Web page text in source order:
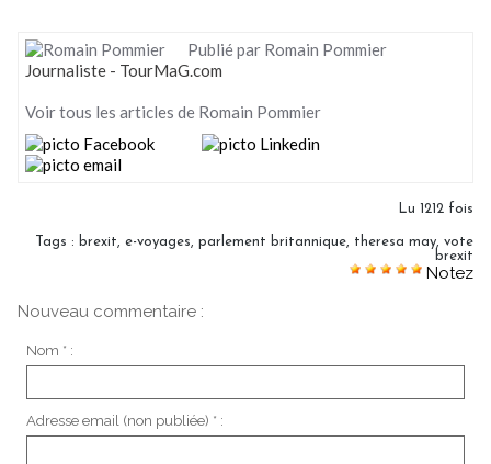
Publié par Romain Pommier
Journaliste - TourMaG.com
Voir tous les articles de Romain Pommier
Lu 1212 fois
Tags : brexit, e-voyages, parlement britannique, theresa may, vote
brexit
Notez
Nouveau commentaire :
Nom * :
Adresse email (non publiée) * :